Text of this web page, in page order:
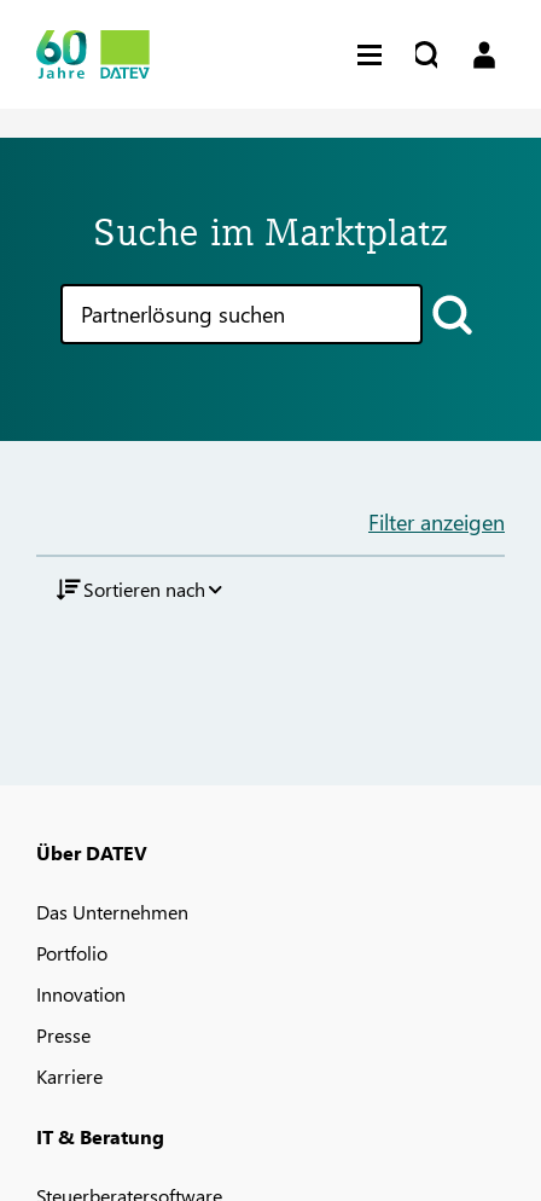
Suche im Marktplatz
Filter anzeigen
Sortieren nach
Über DATEV
Das Unternehmen
Portfolio
Innovation
Presse
Karriere
IT & Beratung
Steuerberatersoftware